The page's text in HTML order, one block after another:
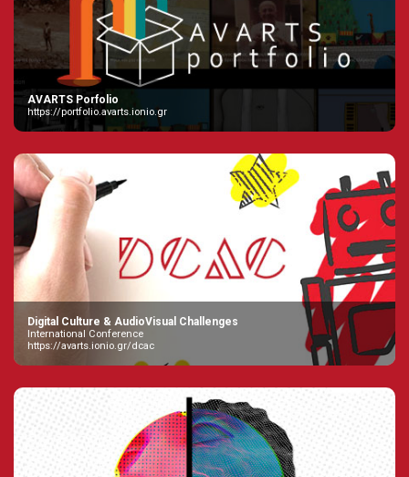
AVARTS Porfolio
https://portfolio.avarts.ionio.gr
Digital Culture & AudioVisual Challenges
International Conference
https://avarts.ionio.gr/dcac